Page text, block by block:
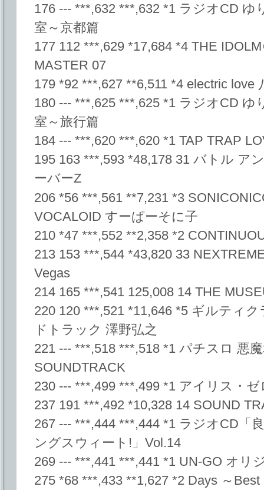
176 --- ***,632 ***,632 *1 ラジオCD
室～京都篇
177 112 ***,629 *17,684 *4 THE
MASTER 07
179 *92 ***,627 **6,511 *4 electric love
180 --- ***,625 ***,625 *1 ラジオCD
室～旅行篇
184 --- ***,620 ***,620 *1 TAP TRAP
195 163 ***,593 *48,178 31 バトル ア
ーバーZ
206 *56 ***,561 **7,231 *3
VOCALOID すーぱーそに子
210 *47 ***,552 **2,358 *2
213 153 ***,544 *43,820 33
Vegas
214 165 ***,541 125,008 14 THE
220 120 ***,521 *11,646 *5 ギルティ
ドトラック 澤野弘之
221 --- ***,518 ***,518 *1 パチスロ 悪
SOUNDTRACK
230 --- ***,499 ***,499 *1 アイリス・
237 191 ***,492 *10,328 14 SOUND
267 --- ***,444 ***,444 *1 ラジオCD「
ングスウィート!」Vol.14
269 --- ***,441 ***,441 *1 UN-GO オリ
275 *68 ***,433 **1,627 *2 Days ～